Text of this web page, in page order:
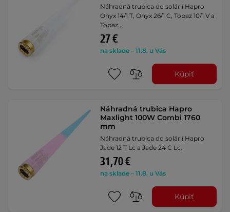
Náhradná trubica do solárií Hapro
Onyx 14/1 T, Onyx 26/1 C, Topaz 10/1 V a
Topaz …
27 €
na sklade – 11.8. u Vás
Kúpiť
Náhradná trubica Hapro
Maxlight 100W Combi 1760
mm
Náhradná trubica do solárií Hapro
Jade 12 T Lc a Jade 24 C Lc.
31,70 €
na sklade – 11.8. u Vás
Kúpiť